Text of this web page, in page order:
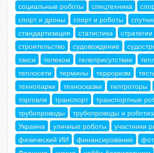
социальные роботы
спецтехника
спорт и дроны
спорт и роботы
стандартизация
статистика
стратегии
строительство
судовождение
такси
телеком телеприсутствие
теплосети
термины терроризм
технопарки
техносказки тилтроторы
торговля
транспорт транспортные
трубопроводы
трубопроводы и
Украина
уличные роботы
участники
физический ИИ
финансирование